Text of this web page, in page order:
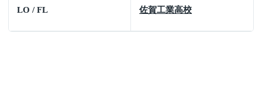
LO / FL 佐賀工業高校